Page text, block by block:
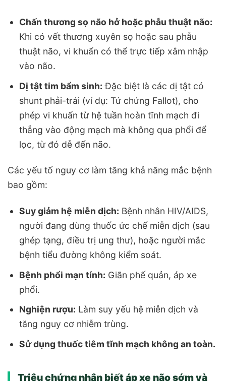
Chấn thương sọ não hở hoặc phẫu thuật não:
Khi có vết thương xuyên sọ hoặc sau phẫu
thuật não, vi khuẩn có thể trực tiếp xâm nhập
vào não.
Dị tật tim bẩm sinh: Đặc biệt là các dị tật có
shunt phải-trái (ví dụ: Tứ chứng Fallot), cho
phép vi khuẩn từ hệ tuần hoàn tĩnh mạch đi
thẳng vào động mạch mà không qua phổi để
lọc, từ đó dễ đến não.
Các yếu tố nguy cơ làm tăng khả năng mắc bệnh
bao gồm:
Suy giảm hệ miễn dịch: Bệnh nhân HIV/AIDS,
người đang dùng thuốc ức chế miễn dịch (sau
ghép tạng, điều trị ung thư), hoặc người mắc
bệnh tiểu đường không kiểm soát.
Bệnh phổi mạn tính: Giãn phế quản, áp xe
phổi.
Nghiện rượu: Làm suy yếu hệ miễn dịch và
tăng nguy cơ nhiễm trùng.
Sử dụng thuốc tiêm tĩnh mạch không an toàn.
Triệu chứng nhận biết áp xe não sớm và